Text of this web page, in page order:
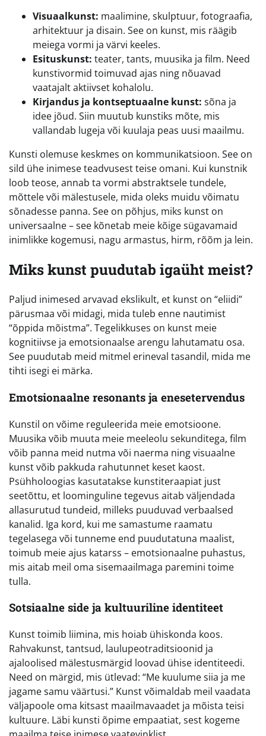
Visuaalkunst: maalimine, skulptuur, fotograafia,
arhitektuur ja disain. See on kunst, mis räägib
meiega vormi ja värvi keeles.
Esituskunst: teater, tants, muusika ja film. Need
kunstivormid toimuvad ajas ning nõuavad
vaatajalt aktiivset kohalolu.
Kirjandus ja kontseptuaalne kunst: sõna ja
idee jõud. Siin muutub kunstiks mõte, mis
vallandab lugeja või kuulaja peas uusi maailmu.
Kunsti olemuse keskmes on kommunikatsioon. See on
sild ühe inimese teadvusest teise omani. Kui kunstnik
loob teose, annab ta vormi abstraktsele tundele,
mõttele või mälestusele, mida oleks muidu võimatu
sõnadesse panna. See on põhjus, miks kunst on
universaalne – see kõnetab meie kõige sügavamaid
inimlikke kogemusi, nagu armastus, hirm, rõõm ja lein.
Miks kunst puudutab igaüht meist?
Paljud inimesed arvavad ekslikult, et kunst on “eliidi”
pärusmaa või midagi, mida tuleb enne nautimist
“õppida mõistma”. Tegelikkuses on kunst meie
kognitiivse ja emotsionaalse arengu lahutamatu osa.
See puudutab meid mitmel erineval tasandil, mida me
tihti isegi ei märka.
Emotsionaalne resonants ja enesetervendus
Kunstil on võime reguleerida meie emotsioone.
Muusika võib muuta meie meeleolu sekunditega, film
võib panna meid nutma või naerma ning visuaalne
kunst võib pakkuda rahutunnet keset kaost.
Psühholoogias kasutatakse kunstiteraapiat just
seetõttu, et loominguline tegevus aitab väljendada
allasurutud tundeid, milleks puuduvad verbaalsed
kanalid. Iga kord, kui me samastume raamatu
tegelasega või tunneme end puudutatuna maalist,
toimub meie ajus katarss – emotsionaalne puhastus,
mis aitab meil oma sisemaailmaga paremini toime
tulla.
Sotsiaalne side ja kultuuriline identiteet
Kunst toimib liimina, mis hoiab ühiskonda koos.
Rahvakunst, tantsud, laulupeotraditsioonid ja
ajaloolised mälestusmärgid loovad ühise identiteedi.
Need on märgid, mis ütlevad: “Me kuulume siia ja me
jagame samu väärtusi.” Kunst võimaldab meil vaadata
väljapoole oma kitsast maailmavaadet ja mõista teisi
kultuure. Läbi kunsti õpime empaatiat, sest kogeme